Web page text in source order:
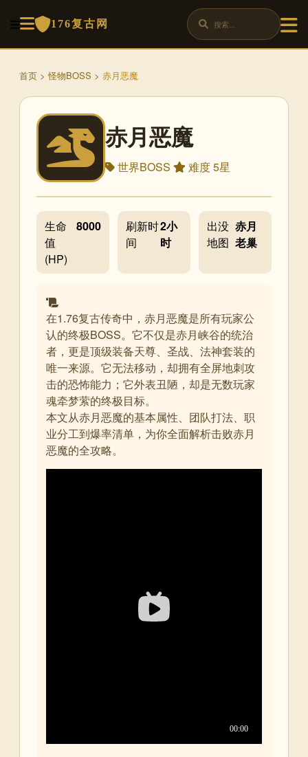
176复古网
首页 >怪物BOSS > 赤月恶魔
赤月恶魔
世界BOSS 难度 5星
生命
值
(HP)
8000
刷新时
间
2小
时
出没
地图
赤月
老巢
在1.76复古传奇中，赤月恶魔是所有玩家公
认的终极BOSS。它不仅是赤月峡谷的统治
者，更是顶级装备天尊、圣战、法神套装的
唯一来源。它无法移动，却拥有全屏地刺攻
击的恐怖能力；它外表丑陋，却是无数玩家
魂牵梦萦的终极目标。
本文从赤月恶魔的基本属性、团队打法、职
业分工到爆率清单，为你全面解析击败赤月
恶魔的全攻略。